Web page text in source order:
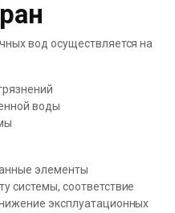
вод осуществляется на
воды
элементы
системы, соответствие
эксплуатационных